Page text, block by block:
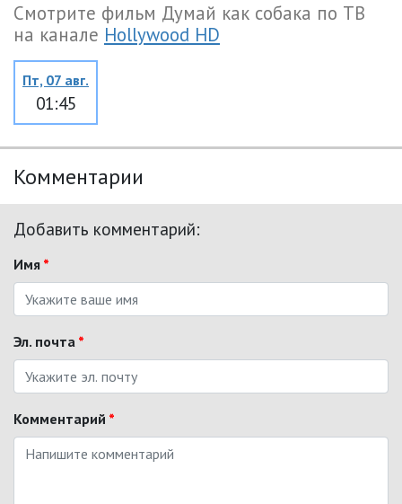
Смотрите фильм Думай как собака по ТВ
на канале Hollywood HD
Пт, 07 авг.
01:45
Комментарии
Добавить комментарий:
Имя *
Эл. почта *
Комментарий *